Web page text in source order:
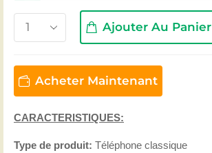
Ajouter Au Panier
Acheter Maintenant
CARACTERISTIQUES:
Type de produit: Téléphone classique